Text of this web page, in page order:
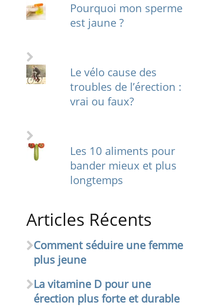
Pourquoi mon sperme
est jaune ?
Le vélo cause des
troubles de l’érection :
vrai ou faux?
Les 10 aliments pour
bander mieux et plus
longtemps
Articles Récents
Comment séduire une femme
plus jeune
La vitamine D pour une
érection plus forte et durable